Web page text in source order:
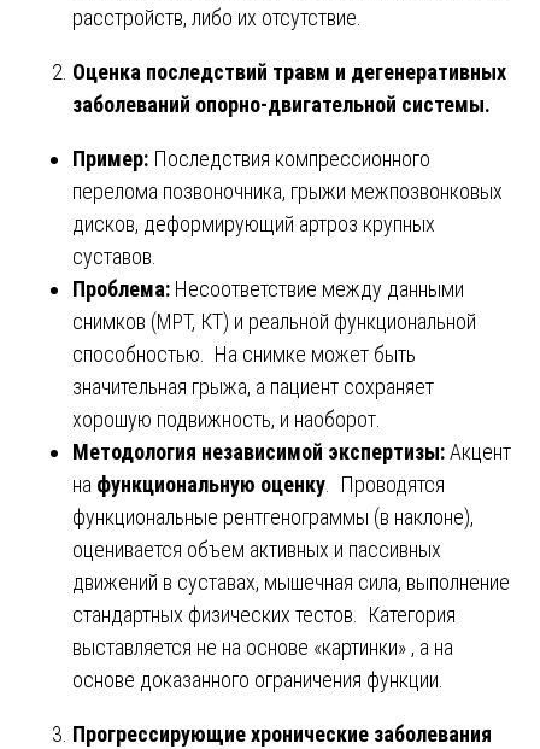
расстройств, либо их отсутствие.
Оценка последствий травм и дегенеративных
заболеваний опорно-двигательной системы.
Пример: Последствия компрессионного
перелома позвоночника, грыжи межпозвонковых
дисков, деформирующий артроз крупных
суставов.
Проблема: Несоответствие между данными
снимков (МРТ, КТ) и реальной функциональной
способностью. На снимке может быть
значительная грыжа, а пациент сохраняет
хорошую подвижность, и наоборот.
Методология независимой экспертизы:Акцент
на функциональную оценку. Проводятся
функциональные рентгенограммы (в наклоне),
оценивается объем активных и пассивных
движений в суставах, мышечная сила, выполнение
стандартных физических тестов. Категория
выставляется не на основе «картинки» , а на
основе доказанного ограничения функции.
Прогрессирующие хронические заболевания